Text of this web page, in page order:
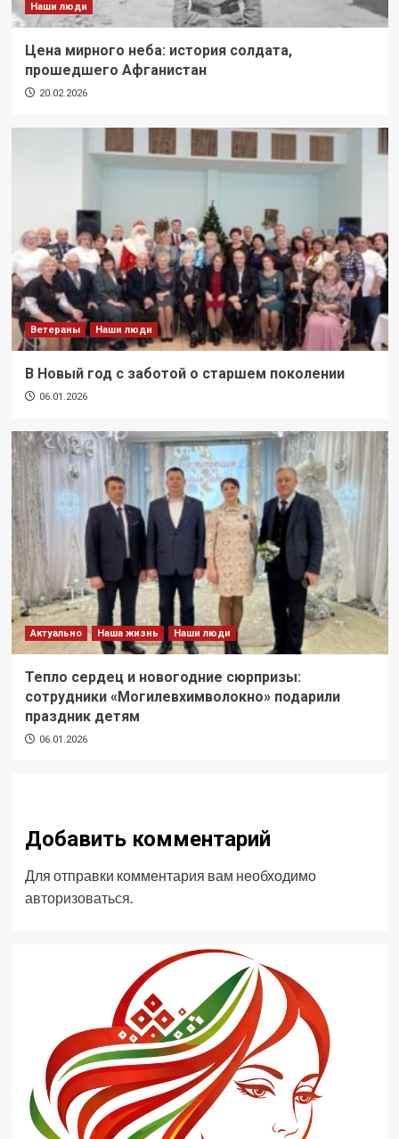
Наши люди
Цена мирного неба: история солдата,
прошедшего Афганистан
20.02.2026
Ветераны Наши люди
В Новый год с заботой о старшем поколении
06.01.2026
Актуально Наша жизнь Наши люди
Тепло сердец и новогодние сюрпризы:
сотрудники «Могилевхимволокно» подарили
праздник детям
06.01.2026
Добавить комментарий
Для отправки комментария вам необходимо
авторизоваться.